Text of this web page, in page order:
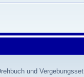
und Vergebungsset